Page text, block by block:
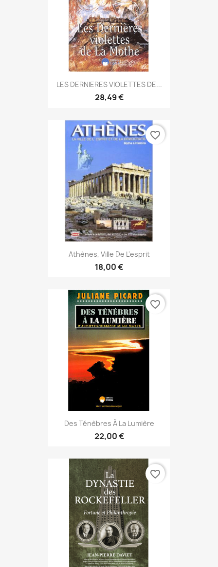
LES DERNIERES VIOLETTES DE...
28,49 €
Athènes, Ville De L'esprit
18,00 €
favorite_border
Des Ténèbres À La Lumière
22,00 €
favorite_border
favorite_border